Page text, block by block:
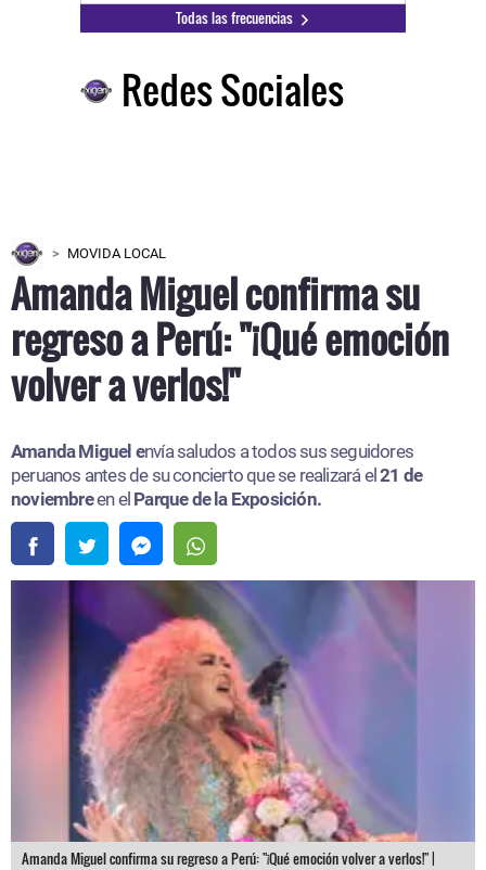
Todas las frecuencias
Redes Sociales
MOVIDA LOCAL
Amanda Miguel confirma su
regreso a Perú: "¡Qué emoción
volver a verlos!"
Amanda Miguel envía saludos a todos sus seguidores
peruanos antes de su concierto que se realizará el21 de
noviembreen el Parque de la Exposición.
Amanda Miguel confirma su regreso a Perú: "¡Qué emoción volver a verlos!" |